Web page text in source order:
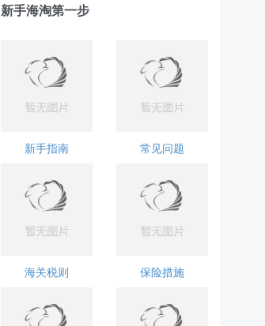
新手海淘第一步
新手指南 常见问题
海关税则 保险措施